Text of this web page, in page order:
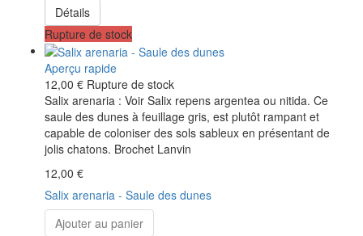
Détails
Rupture de stock
Aperçu rapide
12,00 € Rupture de stock
Salix arenaria : Voir Salix repens argentea ou nitida. Ce
saule des dunes à feuillage gris, est plutôt rampant et
capable de coloniser des sols sableux en présentant de
jolis chatons. Brochet Lanvin
12,00 €
Salix arenaria - Saule des dunes
Ajouter au panier